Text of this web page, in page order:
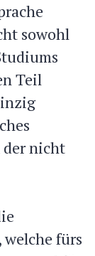
sowohl
Teil
der nicht
fürs